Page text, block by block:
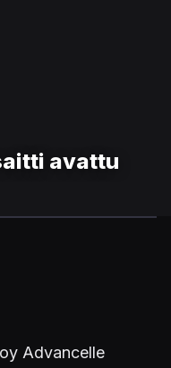
avattu
Advancelle